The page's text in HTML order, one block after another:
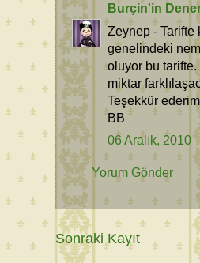
Burçin'in
Zeynep - Tarifte
genelindeki
oluyor bu
miktar
Teşekkür
BB
06 Aralık, 2010
Yorum Gönder
Sonraki Kayıt